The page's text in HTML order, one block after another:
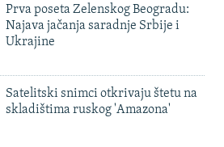
Prva poseta Zelenskog Beogradu:
Najava jačanja saradnje Srbije i
Ukrajine
Satelitski snimci otkrivaju štetu na
skladištima ruskog 'Amazona'